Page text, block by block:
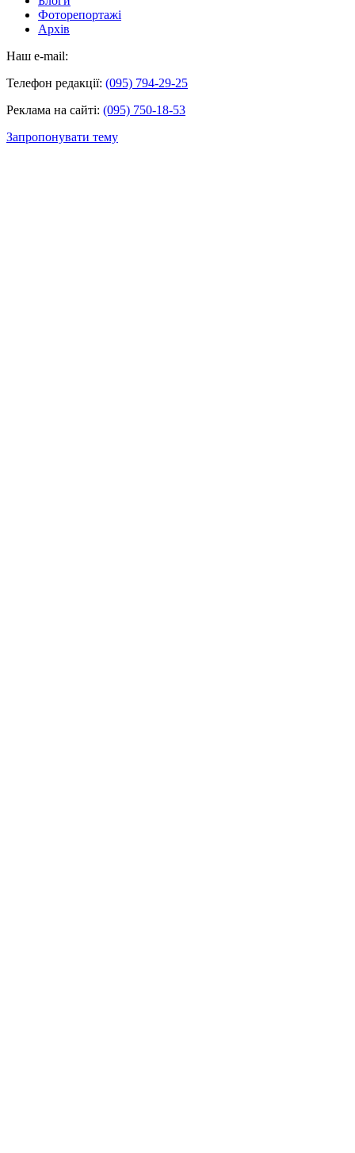
Фоторепортажі
Архів
Наш e-mail:
Телефон редакції: (095) 794-29-25
Реклама на сайті: (095) 750-18-53
Запропонувати тему